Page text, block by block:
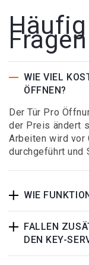
Fragen
WIE VIEL
ÖFFNEN?
Der Tür Pro
der Preis ändert
Arbeiten wird vor
durchgeführt und
WIE
FALLEN
DEN KEY-